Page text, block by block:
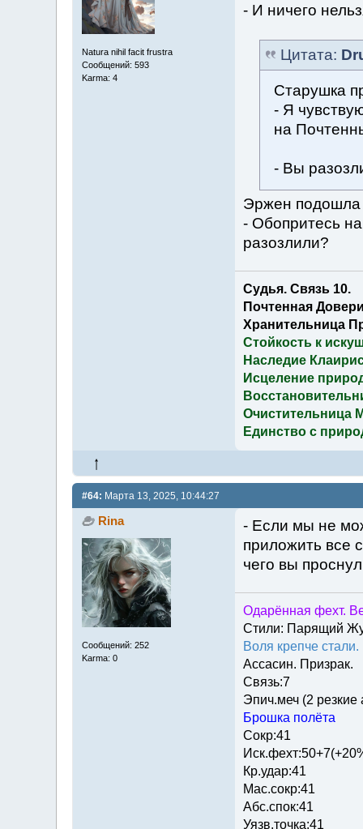
Natura nihil facit frustra
Сообщений: 593
Karma: 4
- И ничего
Цитата:
Старушка
- Я
на
- Вы
Эржен подошла
- Обопритесь
разозлили?
Судья. Связь 10.
Почтенная
Хранительница
Стойкость к
Наследие
Исцеление
Очистительница
Единство с
#64: Марта 13, 2025, 10:44:27
Rina
Сообщений: 252
Karma: 0
- Если мы не
приложить все
чего вы
Одарённая фехт.
Стили: Парящий
Воля крепче
Ассасин. Призрак.
Связь:7
Эпич.меч (2 резкие
Брошка полёта
Сокр:41
Кр.удар:41
Мас.сокр:41
Абс.спок:41
Уязв.точка:41